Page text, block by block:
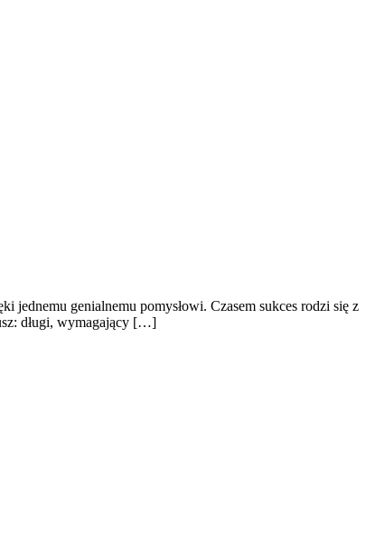
jednemu genialnemu pomysłowi. Czasem sukces rodzi się z
długi, wymagający […]